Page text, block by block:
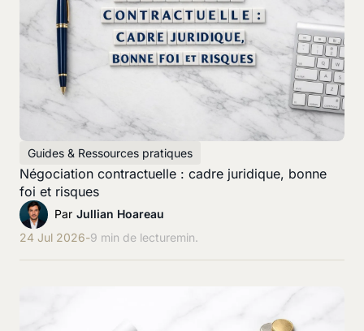
Guides & Ressources pratiques
Négociation contractuelle : cadre juridique, bonne
foi et risques
Par Jullian Hoareau
24 Jul 2026-9 min de lecturemin.